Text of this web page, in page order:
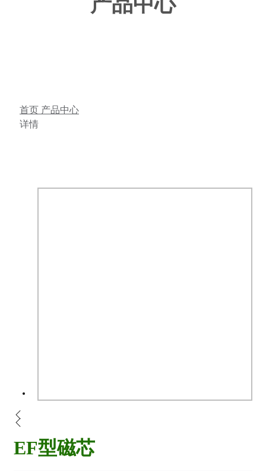
首页 产品中心
详情
EF型磁芯